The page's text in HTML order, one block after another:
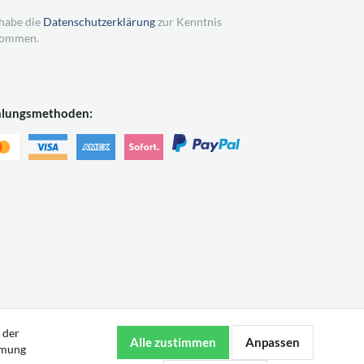
die Datenschutzerklärungzur Kenntnis
der